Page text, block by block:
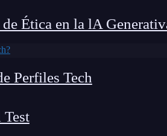
Ética en la lA
Perfiles Tech
Test
3 aplicaciones de Deep
de decisiones
la